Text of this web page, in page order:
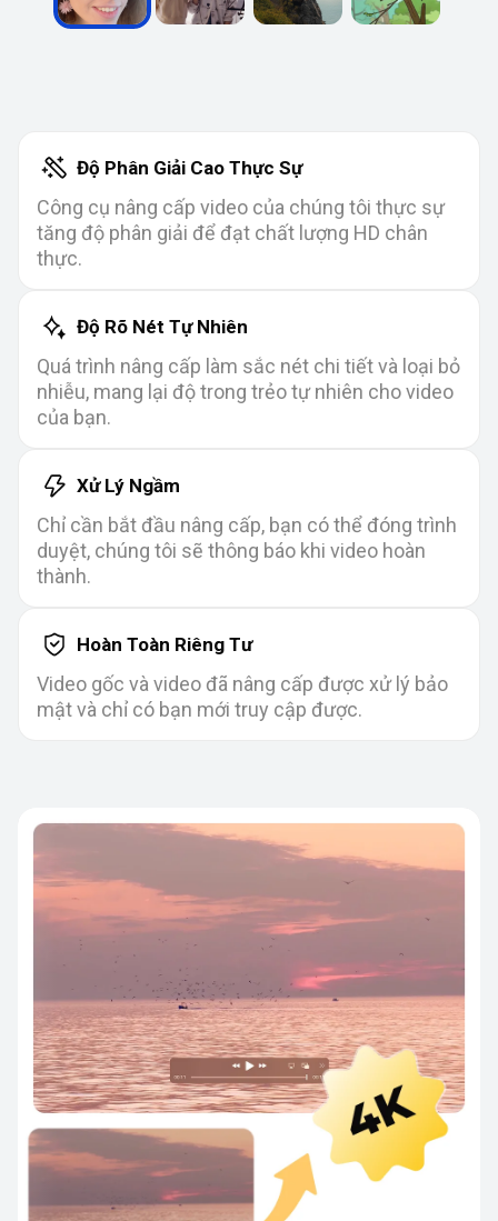
Độ Phân Giải Cao Thực Sự
Công cụ nâng cấp video của chúng tôi thực sự
tăng độ phân giải để đạt chất lượng HD chân
thực.
Độ Rõ Nét Tự Nhiên
Quá trình nâng cấp làm sắc nét chi tiết và loại bỏ
nhiễu, mang lại độ trong trẻo tự nhiên cho video
của bạn.
Xử Lý Ngầm
Chỉ cần bắt đầu nâng cấp, bạn có thể đóng trình
duyệt, chúng tôi sẽ thông báo khi video hoàn
thành.
Hoàn Toàn Riêng Tư
Video gốc và video đã nâng cấp được xử lý bảo
mật và chỉ có bạn mới truy cập được.